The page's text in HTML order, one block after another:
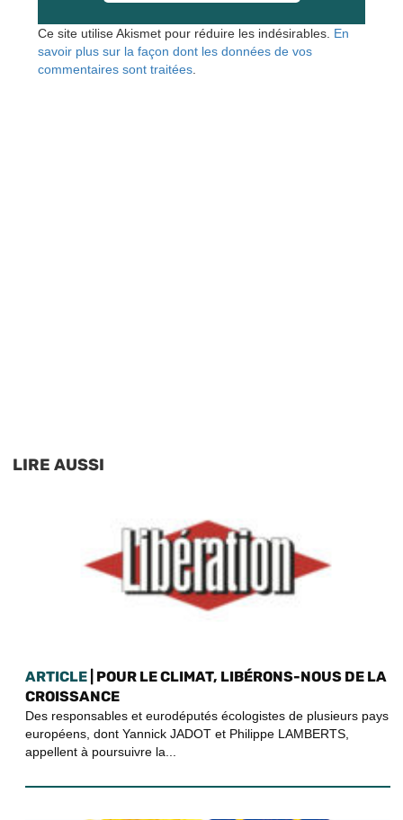
Ce site utilise Akismet pour réduire les indésirables. En
savoir plus sur la façon dont les données de vos
commentaires sont traitées
LIRE AUSSI
ARTICLE | POUR LE CLIMAT, LIBÉRONS-NOUS DE LA
CROISSANCE
Des responsables et eurodéputés écologistes de plusieurs pays
européens, dont Yannick JADOT et Philippe LAMBERTS,
appellent à poursuivre la...